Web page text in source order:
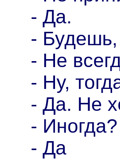
- Да.
- Будешь,
- Не
- Ну,
- Да. Не
- Иногда?
- Да